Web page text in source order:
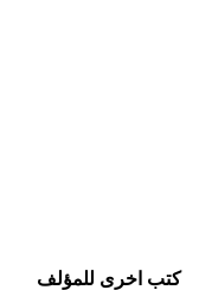
كتب اخرى للمؤلف